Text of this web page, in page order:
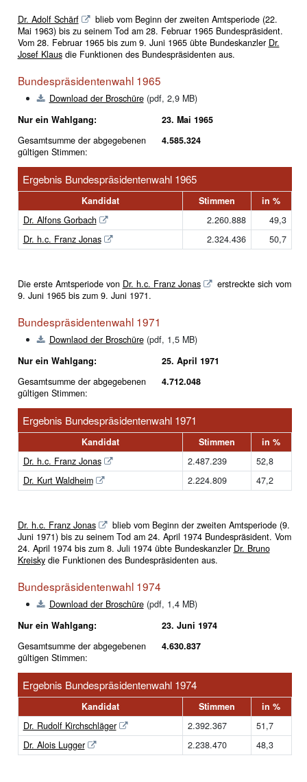
Dr. Adolf Schärf
blieb vom Beginn der zweiten Amtsperiode (22.
Mai 1963) bis zu seinem Tod am 28. Februar 1965 Bundespräsident.
Vom 28. Februar 1965 bis zum 9. Juni 1965 übte Bundeskanzler Dr.
Josef Klausdie Funktionen des Bundespräsidenten aus.
Bundespräsidentenwahl 1965
Download der Broschüre(pdf, 2,9 MB)
Nur ein Wahlgang:
Gesamtsumme der abgegebenen
gültigen Stimmen:
23. Mai 1965
4.585.324
Ergebnis Bundespräsidentenwahl 1965
Kandidat Stimmen
in %
Dr. Alfons Gorbach
2.260.888
49,3
Dr. h.c. Franz Jonas
2.324.436 50,7
Die erste Amtsperiode von Dr. h.c. Franz Jonas
erstreckte sich vom
9. Juni 1965 bis zum 9. Juni 1971.
Bundespräsidentenwahl 1971
Downlaod der Broschüre(pdf, 1,5 MB)
Nur ein Wahlgang:
Gesamtsumme der abgegebenen
gültigen Stimmen:
25. April 1971
4.712.048
Ergebnis Bundespräsidentenwahl 1971
Kandidat Stimmen
in %
Dr. h.c. Franz Jonas
2.487.239
52,8
Dr. Kurt Waldheim
2.224.809 47,2
Dr. h.c. Franz Jonas
blieb vom Beginn der zweiten Amtsperiode (9.
Juni 1971) bis zu seinem Tod am 24. April 1974 Bundespräsident. Vom
24. April 1974 bis zum 8. Juli 1974 übte Bundeskanzler Dr. Bruno
Kreiskydie Funktionen des Bundespräsidenten aus.
Bundespräsidentenwahl 1974
Download der Broschüre(pdf, 1,4 MB)
Nur ein Wahlgang:
Gesamtsumme der abgegebenen
gültigen Stimmen:
23. Juni 1974
4.630.837
Ergebnis Bundespräsidentenwahl 1974
Kandidat Stimmen
in %
Dr. Rudolf Kirchschläger
2.392.367
51,7
Dr. Alois Lugger
2.238.470 48,3